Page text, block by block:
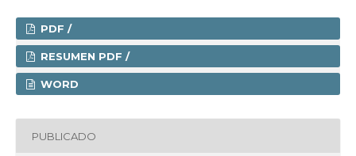
PDF /
RESUMEN PDF /
WORD
PUBLICADO